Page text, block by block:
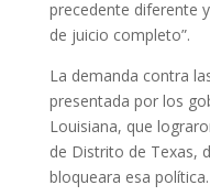
precedente diferente
de juicio completo”.
La demanda contra
presentada por los
Louisiana, que
de Distrito de Texas,
bloqueara esa política.